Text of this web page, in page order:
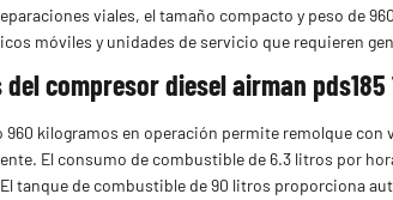
viales, el tamaño compacto y peso de
móviles y unidades de servicio que requieren
del compresor diesel airman pds185
960 kilogramos en operación permite remolque
El consumo de combustible de 6.3 litros por
tanque de combustible de 90 litros proporciona